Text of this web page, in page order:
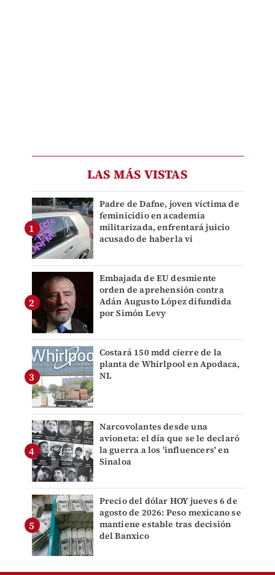
LAS MÁS VISTAS
Padre de Dafne, joven víctima de
feminicidio en academia
militarizada, enfrentará juicio
acusado de haberla vi
Embajada de EU desmiente
orden de aprehensión contra
Adán Augusto López difundida
por Simón Levy
Costará 150 mdd cierre de la
planta de Whirlpool en Apodaca,
NL
Narcovolantes desde una
avioneta: el día que se le declaró
la guerra a los 'influencers' en
Sinaloa
Precio del dólar HOY jueves 6 de
agosto de 2026: Peso mexicano se
mantiene estable tras decisión
del Banxico